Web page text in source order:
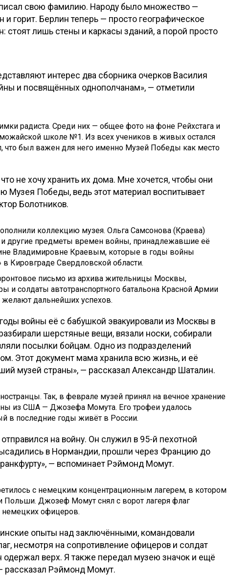
свою фамилию. Народу было множество —
горит. Берлин теперь — просто географическое
стоят лишь стены и каркасы зданий, а порой просто
интерес два сборника очерков Василия
и посвящённых однополчанам», — отметили
радиста. Среди них — общее фото на фоне Рейхстага и
школе №1. Из всех учеников в живых остался
что был важен для него именно Музей Победы как место
не хочу хранить их дома. Мне хочется, чтобы они
Музея Победы, ведь этот материал воспитывает
Болотников.
коллекцию музея. Ольга Самсонова (Краева)
и другие предметы времен войны, принадлежавшие её
Владимировне Краевым, которые в годы войны
Кировграде Свердловской области.
письмо из архива жительницы Москвы,
солдаты автотранспортного батальона Красной Армии
дальнейших успехов.
войны её с бабушкой эвакуировали из Москвы в
шерстяные вещи, вязали носки, собирали
посылки бойцам. Одно из подразделений
Этот документ мама хранила всю жизнь, и её
музей страны», — рассказал Александр Шаталин.
Так, в феврале музей принял на вечное хранение
из США — Джозефа Момута. Его трофеи удалось
в последние годы живёт в России.
на войну. Он служил в 95-й пехотной
в Нормандии, прошли через Францию до
— вспоминает Рэймонд Момут.
с немецким концентрационным лагерем, в котором
Джозеф Момут снял с ворот лагеря флаг
немецких офицеров.
опыты над заключёнными, командовали
несмотря на сопротивление офицеров и солдат
одержал верх. Я также передал музею значок и ещё
рассказал Рэймонд Момут.